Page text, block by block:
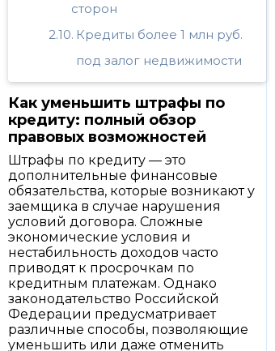
сторон
Кредиты более 1 млн руб.
под залог недвижимости
Как уменьшить штрафы по
кредиту: полный обзор
правовых возможностей
Штрафы по кредиту — это
дополнительные финансовые
обязательства, которые возникают у
заемщика в случае нарушения
условий договора. Сложные
экономические условия и
нестабильность доходов часто
приводят к просрочкам по
кредитным платежам. Однако
законодательство Российской
Федерации предусматривает
различные способы, позволяющие
уменьшить или даже отменить